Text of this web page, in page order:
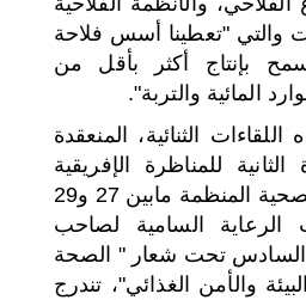
والتي "تعطينا أسس فلاحة
بإنتاج أكثر بأقل من
المائية والتربة".
الثنائية، المنعقدة
للمناظرة الإفريقية
للحد من المخاطر الصحية المنظمة مابين 27 و29
الرعاية السامية لصاحب
السادس تحت شعار " الصحة
والأمن الغذائي"، تندرج